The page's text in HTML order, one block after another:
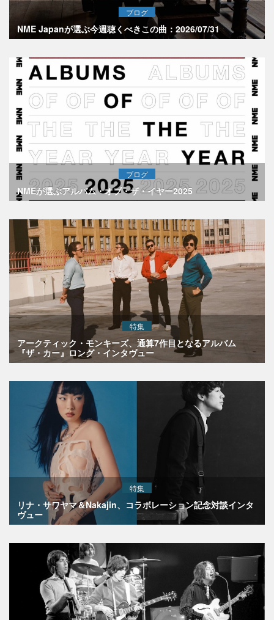
ブログ
NME Japanが選ぶ今週聴くべきこの曲：2026/07/31
ブログ
NMEが選ぶアルバム・オブ・ザ・イヤー2025
特集
アークティック・モンキーズ、通算7作目となるアルバム
『ザ・カー』ロング・インタヴュー
特集
リナ・サワヤマ＆Nakajin、コラボレーション記念対談インタ
ヴュー